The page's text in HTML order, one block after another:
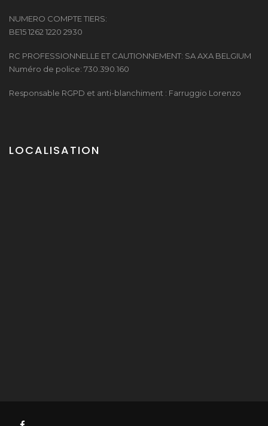
NUMERO COMPTE TIERS:
BE15 1262 1220 2930
RC PROFESSIONNELLE ET CAUTIONNEMENT: SA AXA BELGIUM
Numéro de police: 730.390.160
Responsable RGPD et anti-blanchiment : Farruggio Lorenzo
LOCALISATION